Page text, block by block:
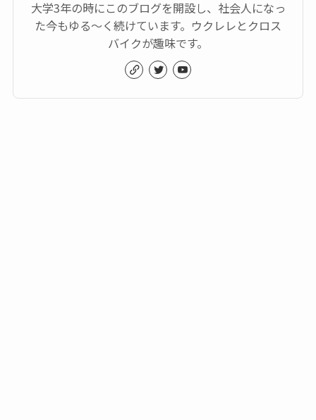
大学3年の時にこのブログを開設し、社会人になっ
た今もゆる～く続けています。ウクレレとクロス
バイクが趣味です。